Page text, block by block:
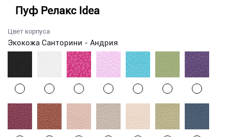
Пуф Релакс Idea
Цвет корпуса
Экокожа Санторини - Андрия